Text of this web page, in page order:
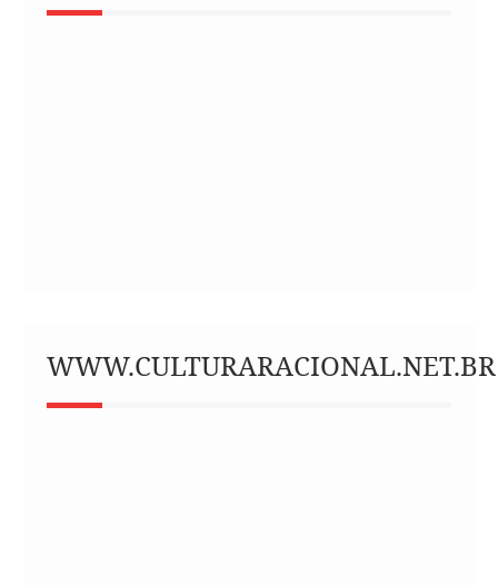
WWW.CULTURARACIONAL.NET.BR